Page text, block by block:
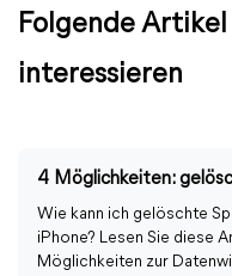
Folgende
interessieren
Wie kann ich gelöschte
iPhone? Lesen Sie diese
Möglichkeiten zur